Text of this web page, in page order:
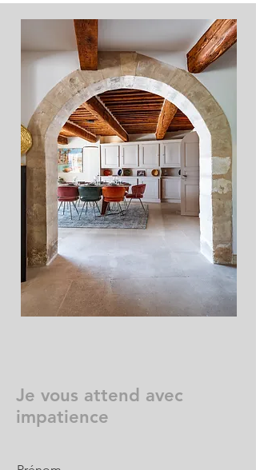
Je vous attend avec
impatience